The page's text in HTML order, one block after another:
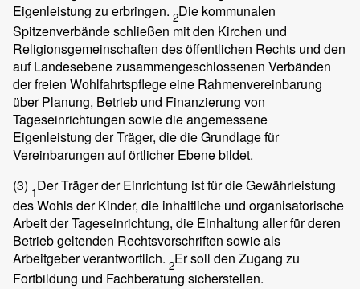
Eigenleistung zu erbringen. 2Die kommunalen
Spitzenverbände schließen mit den Kirchen und
Religionsgemeinschaften des öffentlichen Rechts und den
auf Landesebene zusammengeschlossenen Verbänden
der freien Wohlfahrtspflege eine Rahmenvereinbarung
über Planung, Betrieb und Finanzierung von
Tageseinrichtungen sowie die angemessene
Eigenleistung der Träger, die die Grundlage für
Vereinbarungen auf örtlicher Ebene bildet.
(3) 1Der Träger der Einrichtung ist für die Gewährleistung
des Wohls der Kinder, die inhaltliche und organisatorische
Arbeit der Tageseinrichtung, die Einhaltung aller für deren
Betrieb geltenden Rechtsvorschriften sowie als
Arbeitgeber verantwortlich. 2Er soll den Zugang zu
Fortbildung und Fachberatung sicherstellen.